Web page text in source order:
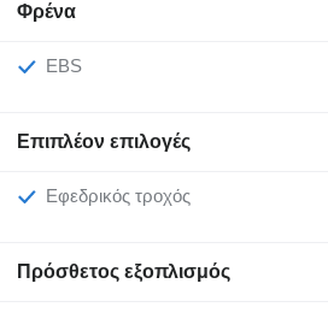
Φρένα
EBS
Επιπλέον επιλογές
Εφεδρικός τροχός
Πρόσθετος εξοπλισμός